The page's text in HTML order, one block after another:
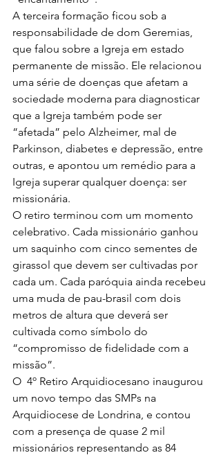
A terceira formação ficou sob a
responsabilidade de dom Geremias,
que falou sobre a Igreja em estado
permanente de missão. Ele relacionou
uma série de doenças que afetam a
sociedade moderna para diagnosticar
que a Igreja também pode ser
“afetada” pelo Alzheimer, mal de
Parkinson, diabetes e depressão, entre
outras, e apontou um remédio para a
Igreja superar qualquer doença: ser
missionária.
O retiro terminou com um momento
celebrativo. Cada missionário ganhou
um saquinho com cinco sementes de
girassol que devem ser cultivadas por
cada um. Cada paróquia ainda recebeu
uma muda de pau-brasil com dois
metros de altura que deverá ser
cultivada como símbolo do
“compromisso de fidelidade com a
missão”.
O  4º Retiro Arquidiocesano inaugurou
um novo tempo das SMPs na
Arquidiocese de Londrina, e contou
com a presença de quase 2 mil
missionários representando as 84